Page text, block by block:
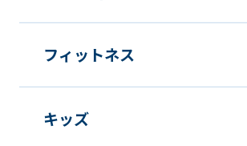
フィットネス
キッズ